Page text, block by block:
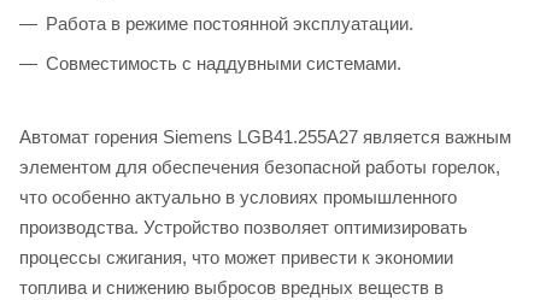
Работа в режиме постоянной эксплуатации.
Совместимость с наддувными системами.
Автомат горения Siemens LGB41.255A27 является важным
элементом для обеспечения безопасной работы горелок,
что особенно актуально в условиях промышленного
производства. Устройство позволяет оптимизировать
процессы сжигания, что может привести к экономии
топлива и снижению выбросов вредных веществ в